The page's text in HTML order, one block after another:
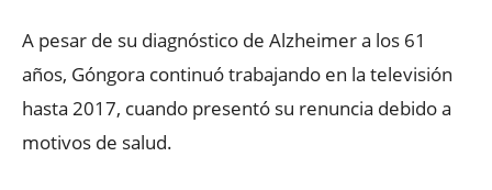
A pesar de su diagnóstico de Alzheimer a los 61
años, Góngora continuó trabajando en la televisión
hasta 2017, cuando presentó su renuncia debido a
motivos de salud.